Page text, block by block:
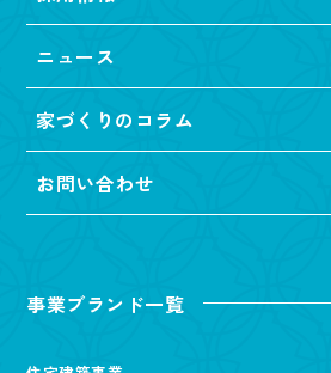
ニュース
家づくりのコラム
お問い合わせ
事業ブランド一覧